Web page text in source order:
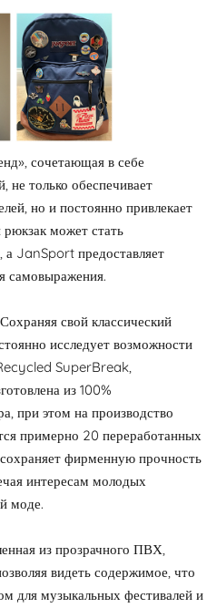
сочетающая в себе
не только обеспечивает
но и постоянно привлекает
может стать
а JanSport предоставляет
самовыражения.
Сохраняя свой классический
исследует возможности
SuperBreak,
​​из 100%
при этом на производство
примерно 20 переработанных
фирменную прочность
интересам молодых
моде.
из прозрачного ПВХ,
видеть содержимое, что
для музыкальных фестивалей и